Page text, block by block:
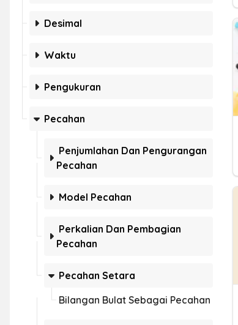
Desimal
Waktu
Pengukuran
Pecahan
Penjumlahan Dan Pengurangan
Pecahan
Model Pecahan
Perkalian Dan Pembagian
Pecahan
Pecahan Setara
Bilangan Bulat Sebagai Pecahan